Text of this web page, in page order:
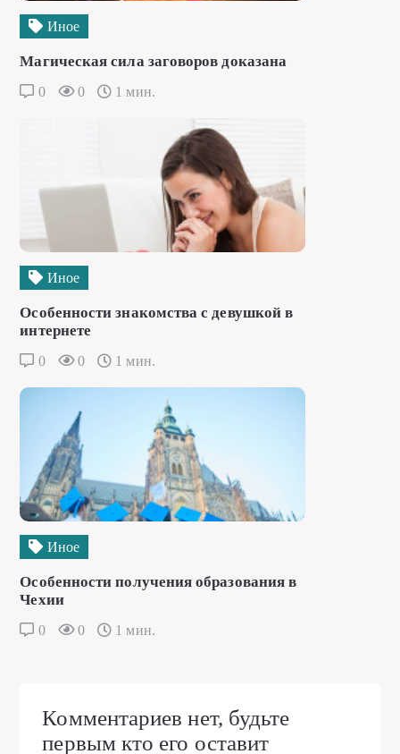
Иное
Магическая сила заговоров доказана
0 0 1 мин.
Иное
Особенности знакомства с девушкой в
интернете
0 0 1 мин.
Иное
Особенности получения образования в
Чехии
0 0 1 мин.
Комментариев нет, будьте
первым кто его оставит